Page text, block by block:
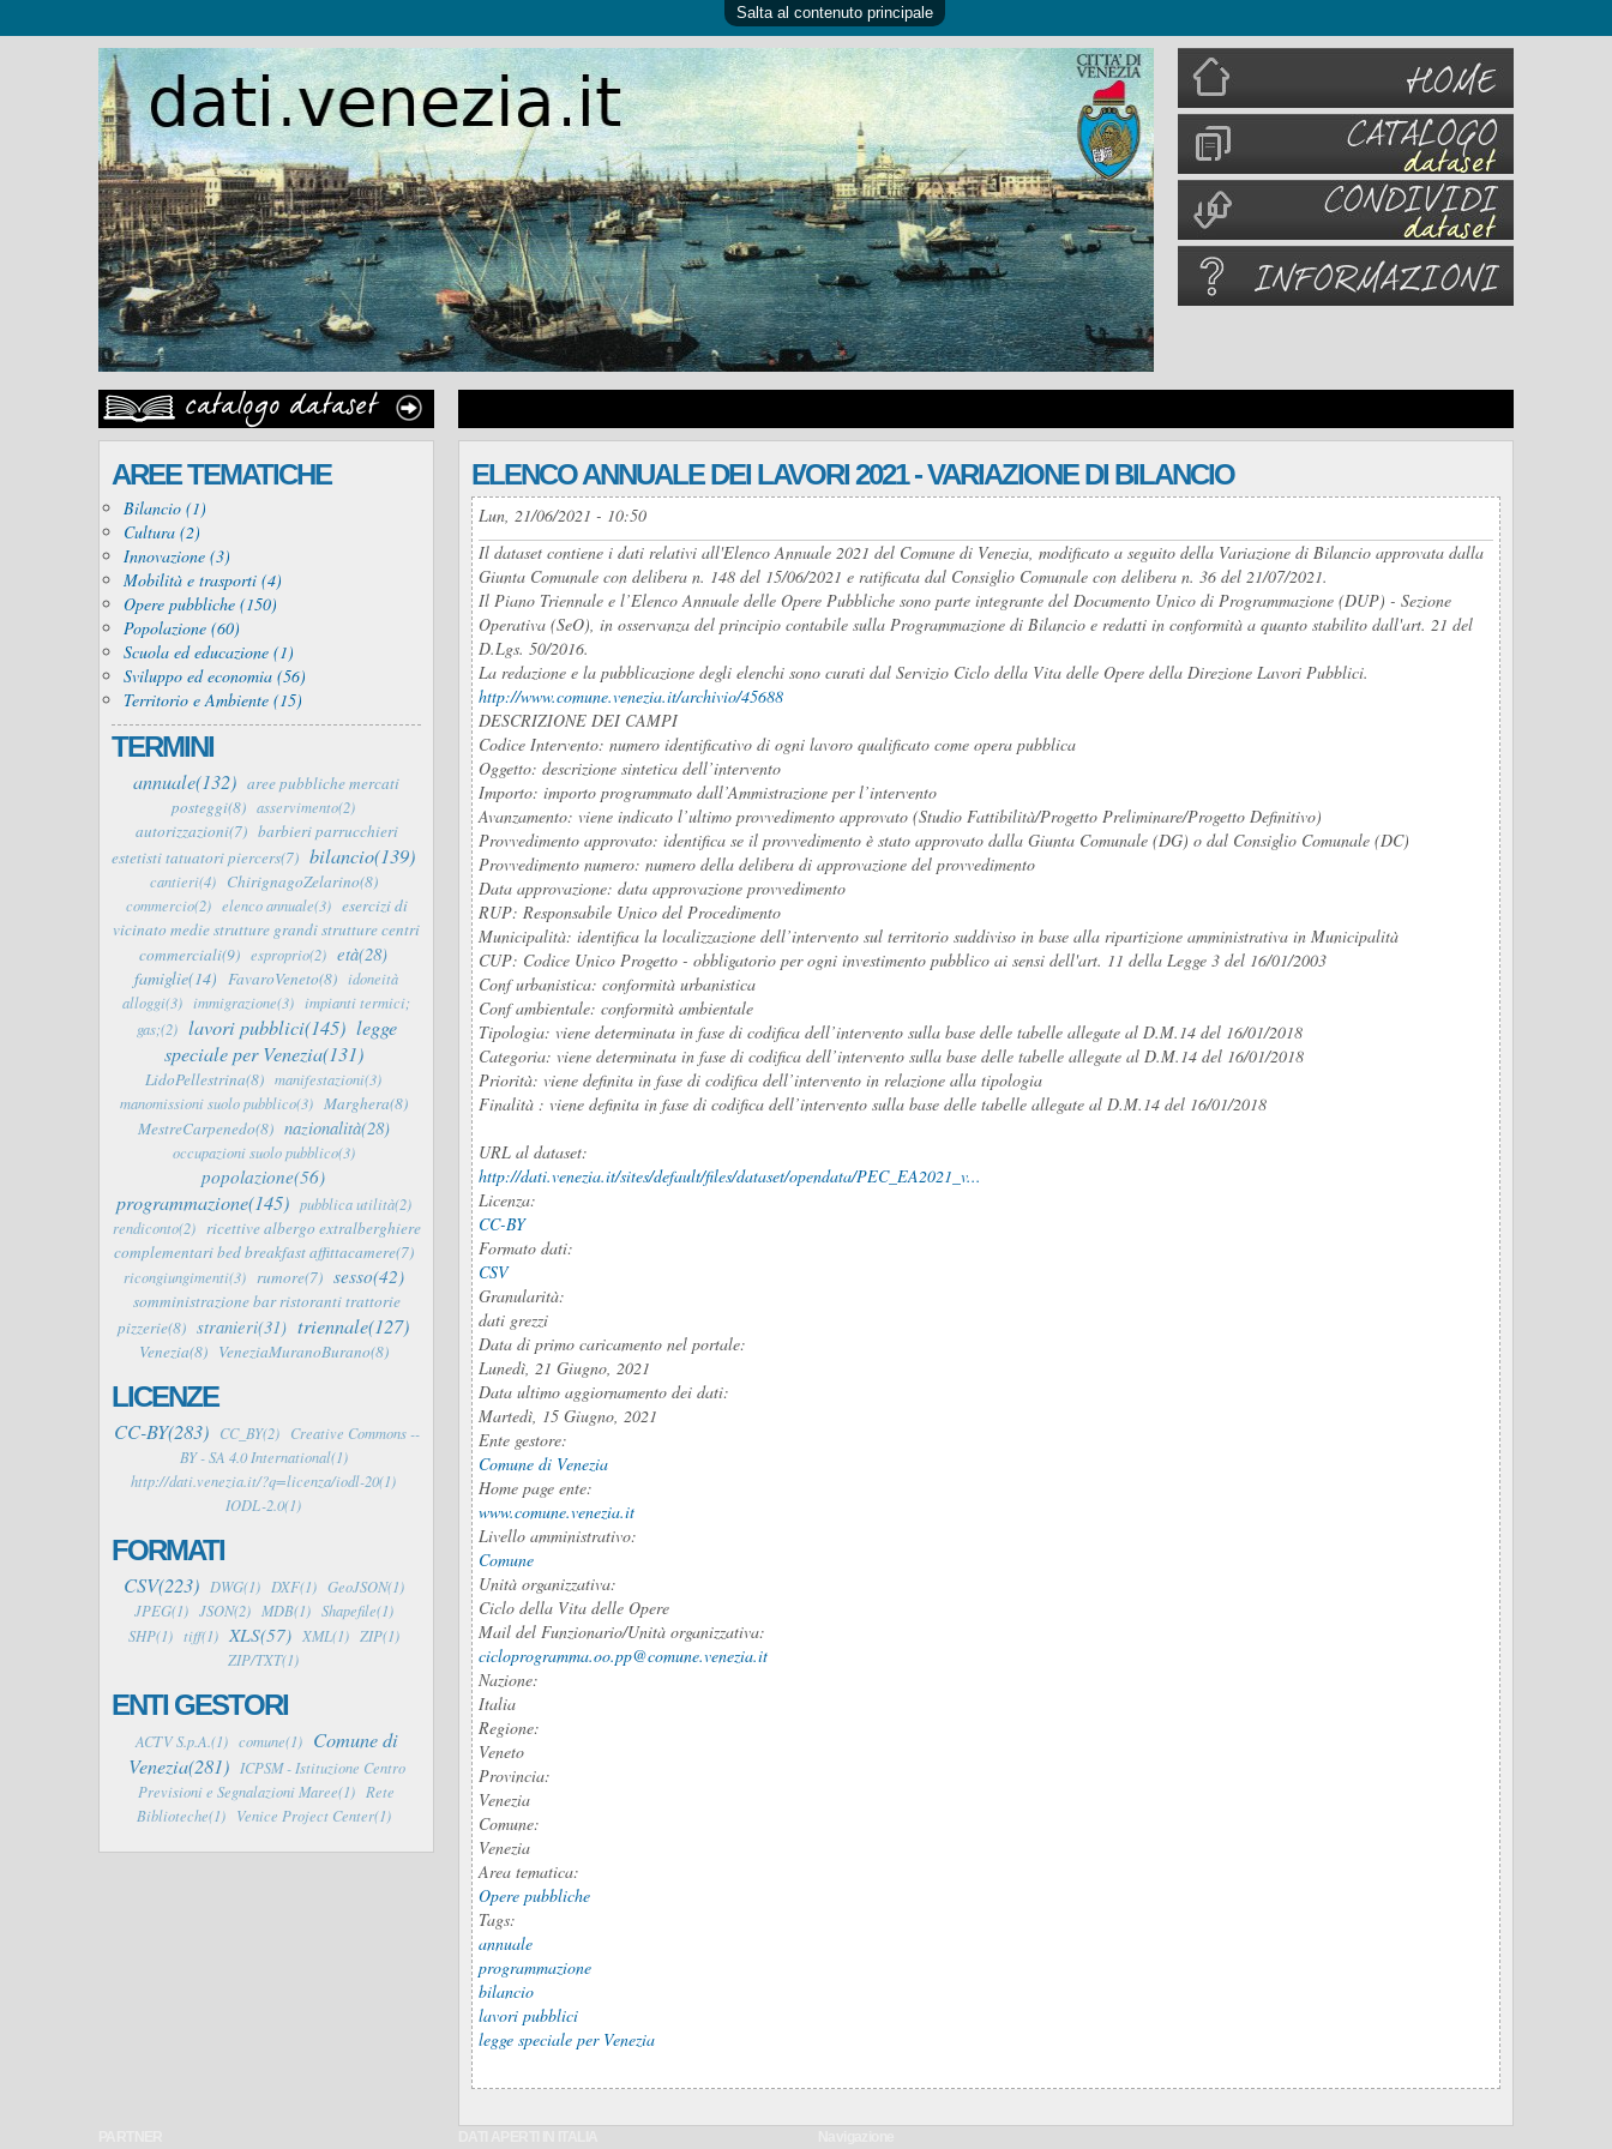
Salta al contenuto principale
AREE TEMATICHE
Bilancio (1)
Cultura (2)
Innovazione (3)
Mobilità e trasporti (4)
Opere pubbliche (150)
Popolazione (60)
Scuola ed educazione (1)
Sviluppo ed economia (56)
Territorio e Ambiente (15)
TERMINI
annuale(132) aree pubbliche mercati
posteggi(8) asservimento(2)
autorizzazioni(7) barbieri parrucchieri
estetisti tatuatori piercers(7) bilancio(139)
cantieri(4) ChirignagoZelarino(8)
commercio(2) elenco annuale(3) esercizi di
vicinato medie strutture grandi strutture centri
commerciali(9) esproprio(2) età(28)
famiglie(14) FavaroVeneto(8) idoneità
alloggi(3) immigrazione(3) impianti termici;
gas;(2) lavori pubblici(145) legge
speciale per Venezia(131)
LidoPellestrina(8) manifestazioni(3)
manomissioni suolo pubblico(3) Marghera(8)
MestreCarpenedo(8) nazionalità(28)
occupazioni suolo pubblico(3)
popolazione(56)
programmazione(145) pubblica utilità(2)
rendiconto(2) ricettive albergo extralberghiere
complementari bed breakfast affittacamere(7)
ricongiungimenti(3) rumore(7) sesso(42)
somministrazione bar ristoranti trattorie
pizzerie(8) stranieri(31) triennale(127)
Venezia(8) VeneziaMuranoBurano(8)
LICENZE
CC-BY(283) CC_BY(2)
Creative Commons --
BY - SA 4.0 International(1)
http://dati.venezia.it/?q=licenza/iodl-20(1)
IODL-2.0(1)
FORMATI
CSV(223) DWG(1) DXF(1) GeoJSON(1)
JPEG(1) JSON(2) MDB(1) Shapefile(1)
SHP(1) tiff(1) XLS(57) XML(1)
ZIP(1)
ZIP/TXT(1)
ENTI GESTORI
ACTV S.p.A.(1) comune(1)
Comune di
Venezia(281)
ICPSM - Istituzione Centro
Previsioni e Segnalazioni Maree(1)
Rete
Biblioteche(1)
Venice Project Center(1)
ELENCO ANNUALE DEI LAVORI 2021 - VARIAZIONE DI BILANCIO
Lun, 21/06/2021 - 10:50
Il dataset contiene i dati relativi all'Elenco Annuale 2021 del Comune di Venezia, modificato a seguito della Variazione di Bilancio approvata dalla
Giunta Comunale con delibera n. 148 del 15/06/2021 e ratificata dal Consiglio Comunale con delibera n. 36 del 21/07/2021.
Il Piano Triennale e l’Elenco Annuale delle Opere Pubbliche sono parte integrante del Documento Unico di Programmazione (DUP) - Sezione
Operativa (SeO), in osservanza del principio contabile sulla Programmazione di Bilancio e redatti in conformità a quanto stabilito dall'art. 21 del
D.Lgs. 50/2016.
La redazione e la pubblicazione degli elenchi sono curati dal Servizio Ciclo della Vita delle Opere della Direzione Lavori Pubblici.
http://www.comune.venezia.it/archivio/45688
DESCRIZIONE DEI CAMPI
Codice Intervento: numero identificativo di ogni lavoro qualificato come opera pubblica
Oggetto: descrizione sintetica dell’intervento
Importo: importo programmato dall’Ammistrazione per l’intervento
Avanzamento: viene indicato l’ultimo provvedimento approvato (Studio Fattibilità/Progetto Preliminare/Progetto Definitivo)
Provvedimento approvato: identifica se il provvedimento è stato approvato dalla Giunta Comunale (DG) o dal Consiglio Comunale (DC)
Provvedimento numero: numero della delibera di approvazione del provvedimento
Data approvazione: data approvazione provvedimento
RUP: Responsabile Unico del Procedimento
Municipalità: identifica la localizzazione dell’intervento sul territorio suddiviso in base alla ripartizione amministrativa in Municipalità
CUP: Codice Unico Progetto - obbligatorio per ogni investimento pubblico ai sensi dell'art. 11 della Legge 3 del 16/01/2003
Conf urbanistica: conformità urbanistica
Conf ambientale: conformità ambientale
Tipologia: viene determinata in fase di codifica dell’intervento sulla base delle tabelle allegate al D.M.14 del 16/01/2018
Categoria: viene determinata in fase di codifica dell’intervento sulla base delle tabelle allegate al D.M.14 del 16/01/2018
Priorità: viene definita in fase di codifica dell’intervento in relazione alla tipologia
Finalità : viene definita in fase di codifica dell’intervento sulla base delle tabelle allegate al D.M.14 del 16/01/2018
URL al dataset:
http://dati.venezia.it/sites/default/files/dataset/opendata/PEC_EA2021_v...
Licenza:
CC-BY
Formato dati:
CSV
Granularità:
dati grezzi
Data di primo caricamento nel portale:
Lunedì, 21 Giugno, 2021
Data ultimo aggiornamento dei dati:
Martedì, 15 Giugno, 2021
Ente gestore:
Comune di Venezia
Home page ente:
www.comune.venezia.it
Livello amministrativo:
Comune
Unità organizzativa:
Ciclo della Vita delle Opere
Mail del Funzionario/Unità organizzativa:
cicloprogramma.oo.pp@comune.venezia.it
Nazione:
Italia
Regione:
Veneto
Provincia:
Venezia
Comune:
Venezia
Area tematica:
Opere pubbliche
Tags:
annuale
programmazione
bilancio
lavori pubblici
legge speciale per Venezia